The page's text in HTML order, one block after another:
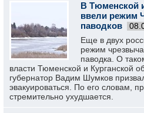
В Тюменской
ввели режим
паводков
Еще в двух
режим
паводка. О
власти Тюменской и Курганской
губернатор Вадим Шумков
эвакуироваться. По его словам,
стремительно ухудшается.